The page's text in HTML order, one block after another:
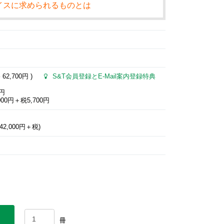
に求められるものとは
62,700円 ) S&T会員登録とE-Mail案内登録特典
円＋税5,700円
円＋税)
冊